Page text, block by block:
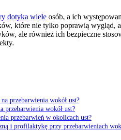
dotyka wiele osób, a ich
które nie tylko poprawią
ale również ich bezpieczne
przebarwienia wokół ust?
przebarwienia wokół ust?
przebarwień w okolicach ust?
i profilaktykę przy przebarwieniach